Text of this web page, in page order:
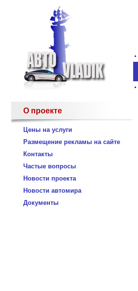
О проекте
Цены на услуги
Размещение рекламы на сайте
Контакты
Частые вопросы
Новости проекта
Новости автомира
Документы